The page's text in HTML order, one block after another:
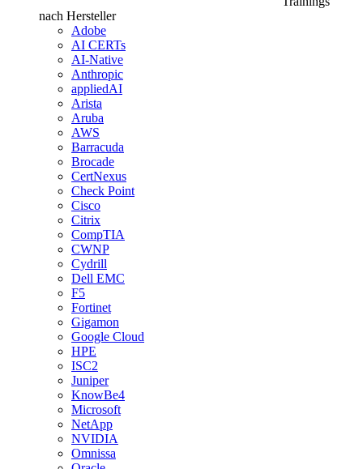
nach Hersteller
Adobe
AI CERTs
AI-Native
Anthropic
appliedAI
Arista
Aruba
AWS
Barracuda
Brocade
CertNexus
Check Point
Cisco
Citrix
CompTIA
CWNP
Cydrill
Dell EMC
F5
Fortinet
Gigamon
Google Cloud
HPE
ISC2
Juniper
KnowBe4
Microsoft
NetApp
NVIDIA
Omnissa